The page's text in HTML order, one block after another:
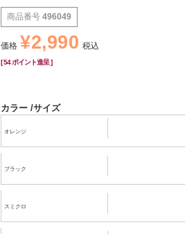
商品番号 496049
価格 ¥2,990 税込
[54 ポイント進呈 ]
カラー サイズ
オレンジ
ブラック
スミクロ